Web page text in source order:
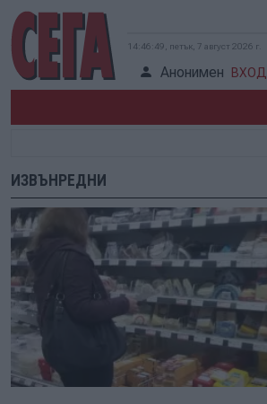
14:46:49, петък, 7 август 2026 г.
Анонимен ВХОД
ИЗВЪНРЕДНИ